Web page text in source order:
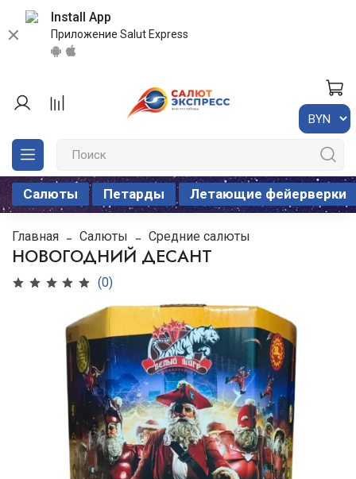
Install App
Приложение Salut Express
Салюты Петарды Летающие фейерверки
Главная Салюты Средние салюты
НОВОГОДНИЙ ДЕСАНТ
(0)